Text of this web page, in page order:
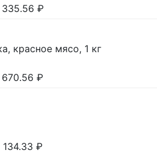
335.56 ₽
красное мясо, 1 кг
670.56 ₽
134.33 ₽